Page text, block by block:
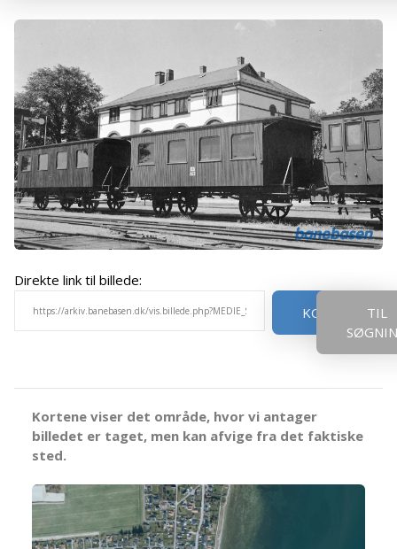
Direkte link til billede:
KOPIER
TIL
Kortene viser det område, hvor vi antager
billedet er taget, men kan afvige fra det faktiske
sted.